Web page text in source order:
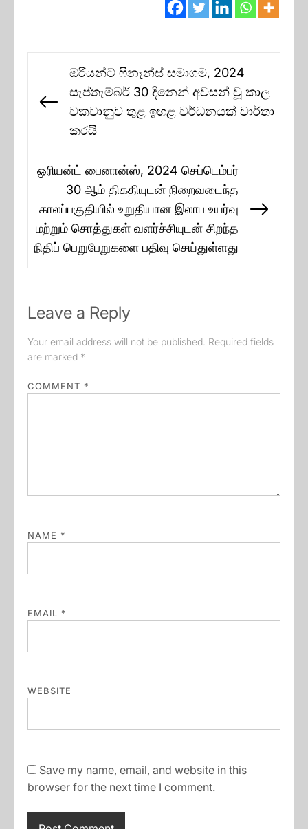
navigation
Previous
ඔරියන්ට් ෆිනෑන්ස් සමාගම, 2024
සැප්තැම්බර් 30 දිනෙන් අවසන් වූ කාල
වකවානුව තුළ ඉහළ වර්ධනයක් වාර්තා
කරයි
ஒரியன்ட் பைனான்ஸ், 2024 செப்டெம்பர்
30 ஆம் திகதியுடன் நிறைவடைந்த
காலப்பகுதியில் உறுதியான இலாப உயர்வு
மற்றும் சொத்துகள் வளர்ச்சியுடன் சிறந்த
நிதிப் பெறுபேறுகளை பதிவு செய்துள்ளது
Leave a Reply
Your email address will not be published. Required fields
are marked *
COMMENT *
NAME *
EMAIL *
WEBSITE
Save my name, email, and website in this
browser for the next time I comment.